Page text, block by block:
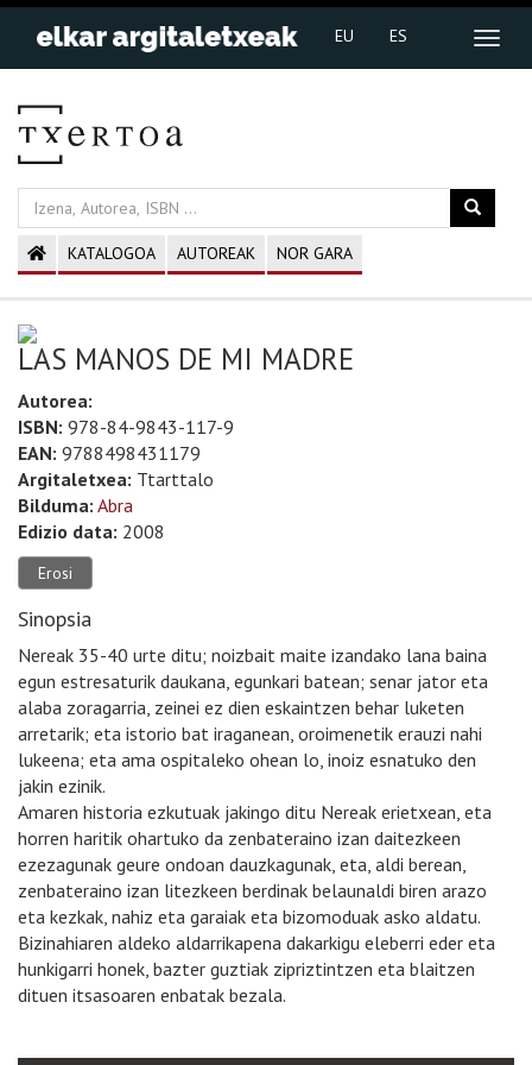
EU ES
KATALOGOA AUTOREAK NOR GARA
LAS MANOS DE MI MADRE
Autorea:
ISBN: 978-84-9843-117-9
EAN: 9788498431179
Argitaletxea: Ttarttalo
Bilduma: Abra
Edizio data: 2008
Erosi
Sinopsia
Nereak 35-40 urte ditu; noizbait maite izandako lana baina
egun estresaturik daukana, egunkari batean; senar jator eta
alaba zoragarria, zeinei ez dien eskaintzen behar luketen
arretarik; eta istorio bat iraganean, oroimenetik erauzi nahi
lukeena; eta ama ospitaleko ohean lo, inoiz esnatuko den
jakin ezinik.
Amaren historia ezkutuak jakingo ditu Nereak erietxean, eta
horren haritik ohartuko da zenbateraino izan daitezkeen
ezezagunak geure ondoan dauzkagunak, eta, aldi berean,
zenbateraino izan litezkeen berdinak belaunaldi biren arazo
eta kezkak, nahiz eta garaiak eta bizomoduak asko aldatu.
Bizinahiaren aldeko aldarrikapena dakarkigu eleberri eder eta
hunkigarri honek, bazter guztiak zipriztintzen eta blaitzen
dituen itsasoaren enbatak bezala.